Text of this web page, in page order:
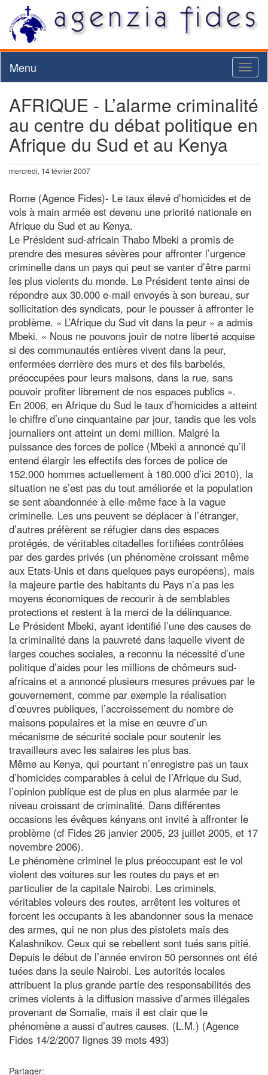
Menu
AFRIQUE - L’alarme criminalité
au centre du débat politique en
Afrique du Sud et au Kenya
mercredi, 14 février 2007
Rome (Agence Fides)- Le taux élevé d’homicides et de
vols à main armée est devenu une priorité nationale en
Afrique du Sud et au Kenya.
Le Président sud-africain Thabo Mbeki a promis de
prendre des mesures sévères pour affronter l’urgence
criminelle dans un pays qui peut se vanter d’être parmi
les plus violents du monde. Le Président tente ainsi de
répondre aux 30.000 e-mail envoyés à son bureau, sur
sollicitation des syndicats, pour le pousser à affronter le
problème. « L’Afrique du Sud vit dans la peur » a admis
Mbeki. « Nous ne pouvons jouir de notre liberté acquise
si des communautés entières vivent dans la peur,
enfermées derrière des murs et des fils barbelés,
préoccupées pour leurs maisons, dans la rue, sans
pouvoir profiter librement de nos espaces publics ».
En 2006, en Afrique du Sud le taux d’homicides a atteint
le chiffre d’une cinquantaine par jour, tandis que les vols
journaliers ont atteint un demi million. Malgré la
puissance des forces de police (Mbeki a annoncé qu’il
entend élargir les effectifs des forces de police de
152.000 hommes actuellement à 180.000 d’ici 2010), la
situation ne s’est pas du tout améliorée et la population
se sent abandonnée à elle-même face à la vague
criminelle. Les uns peuvent se déplacer à l’étranger,
d’autres préfèrent se réfugier dans des espaces
protégés, de véritables citadelles fortifiées contrôlées
par des gardes privés (un phénomène croissant même
aux Etats-Unis et dans quelques pays européens), mais
la majeure partie des habitants du Pays n’a pas les
moyens économiques de recourir à de semblables
protections et restent à la merci de la délinquance.
Le Président Mbeki, ayant identifié l’une des causes de
la criminalité dans la pauvreté dans laquelle vivent de
larges couches sociales, a reconnu la nécessité d’une
politique d’aides pour les millions de chômeurs sud-
africains et a annoncé plusieurs mesures prévues par le
gouvernement, comme par exemple la réalisation
d’œuvres publiques, l’accroissement du nombre de
maisons populaires et la mise en œuvre d’un
mécanisme de sécurité sociale pour soutenir les
travailleurs avec les salaires les plus bas.
Même au Kenya, qui pourtant n’enregistre pas un taux
d’homicides comparables à celui de l’Afrique du Sud,
l’opinion publique est de plus en plus alarmée par le
niveau croissant de criminalité. Dans différentes
occasions les évêques kényans ont invité à affronter le
problème (cf Fides 26 janvier 2005, 23 juillet 2005, et 17
novembre 2006).
Le phénomène criminel le plus préoccupant est le vol
violent des voitures sur les routes du pays et en
particulier de la capitale Nairobi. Les criminels,
véritables voleurs des routes, arrêtent les voitures et
forcent les occupants à les abandonner sous la menace
des armes, qui ne non plus des pistolets mais des
Kalashnikov. Ceux qui se rebellent sont tués sans pitié.
Depuis le début de l’année environ 50 personnes ont été
tuées dans la seule Nairobi. Les autorités locales
attribuent la plus grande partie des responsabilités des
crimes violents à la diffusion massive d’armes illégales
provenant de Somalie, mais il est clair que le
phénomène a aussi d’autres causes. (L.M.) (Agence
Fides 14/2/2007 lignes 39 mots 493)
Partager: